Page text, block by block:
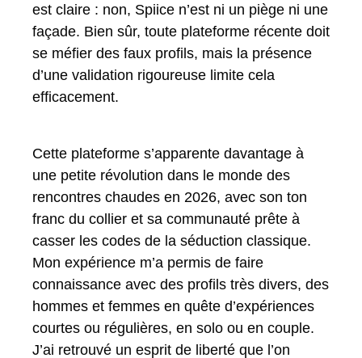
est claire : non, Spiice n’est ni un piège ni une
façade. Bien sûr, toute plateforme récente doit
se méfier des faux profils, mais la présence
d’une validation rigoureuse limite cela
efficacement.
Cette plateforme s’apparente davantage à
une petite révolution dans le monde des
rencontres chaudes en 2026, avec son ton
franc du collier et sa communauté prête à
casser les codes de la séduction classique.
Mon expérience m’a permis de faire
connaissance avec des profils très divers, des
hommes et femmes en quête d’expériences
courtes ou régulières, en solo ou en couple.
J’ai retrouvé un esprit de liberté que l’on